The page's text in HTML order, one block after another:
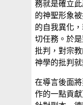
務就是確立
的神聖形象
的自我異化
切任務。於
批判，對宗
神學的批判
在導言後面
作的一點貢